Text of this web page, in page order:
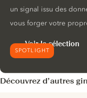
SPOTLIGHT
un signal issu des
vous forger votre
Voir la sélection
Découvrez d’autres